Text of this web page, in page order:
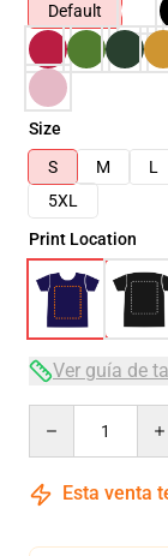
Default
Size
S
M L
5XL
Print Location
Ver guía de
Esta venta